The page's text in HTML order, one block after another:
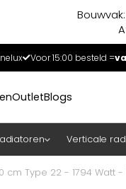
Voor 15:00 besteld =
OutletBlogs
Verticale
cm Type 22 - 1794